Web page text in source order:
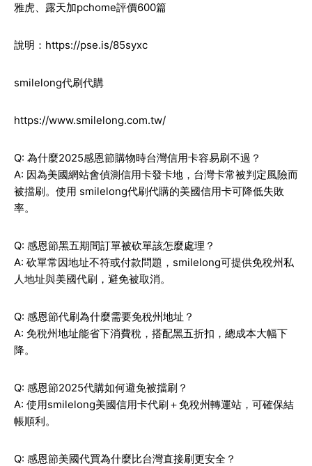
雅虎、露天加pchome評價600篇
說明： https://pse.is/85syxc
smilelong代刷代購
https://www.smilelong.com.tw/
Q: 為什麼2025感恩節購物時台灣信用卡容易刷不過？
A: 因為美國網站會偵測信用卡發卡地，台灣卡常被判定風險而
被擋刷。使用 smilelong代刷代購的美國信用卡可降低失敗
率。
Q: 感恩節黑五期間訂單被砍單該怎麼處理？
A: 砍單常因地址不符或付款問題，smilelong可提供免稅州私
人地址與美國代刷，避免被取消。
Q: 感恩節代刷為什麼需要免稅州地址？
A: 免稅州地址能省下消費稅，搭配黑五折扣，總成本大幅下
降。
Q: 感恩節2025代購如何避免被擋刷？
A: 使用smilelong美國信用卡代刷＋免稅州轉運站，可確保結
帳順利。
Q: 感恩節美國代買為什麼比台灣直接刷更安全？